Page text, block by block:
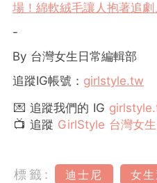
場！綿軟絨毛讓人抱著追
-
By 台灣女生日常編輯部
追蹤IG帳號： girlstyle.tw
💌 追蹤我們的 IG
📺 追蹤 GirlStyle 台灣女
標籤: 迪士尼
女